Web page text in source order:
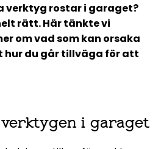
verktyg rostar i garaget?
rätt. Här tänkte vi
om vad som kan orsaka
hur du går tillväga för att
i garaget